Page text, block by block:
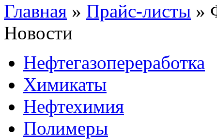
Главная » Прайс-листы »
Новости
Нефтегазопереработка
Химикаты
Нефтехимия
Полимеры